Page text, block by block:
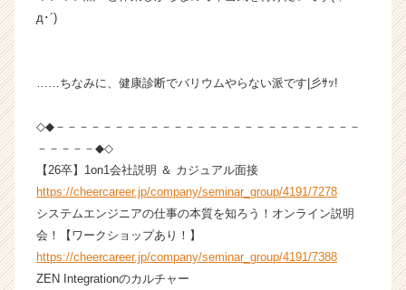
ウ
が
く
就
サ
イ
ト
チ
д･´)
……ちなみに、健康診断でバリウムやらない派です|彡ｻｯ!
◇◆－－－－－－－－－－－－－－－－－－－－－－－－－－
－－－－－◆◇
【26卒】1on1会社説明 ＆ カジュアル面接
https://cheercareer.jp/company/seminar_group/4191/7278
システムエンジニアの仕事の本質を知ろう！オンライン説明
会！【ワークショップあり！】
https://cheercareer.jp/company/seminar_group/4191/7388
ZEN Integrationのカルチャー